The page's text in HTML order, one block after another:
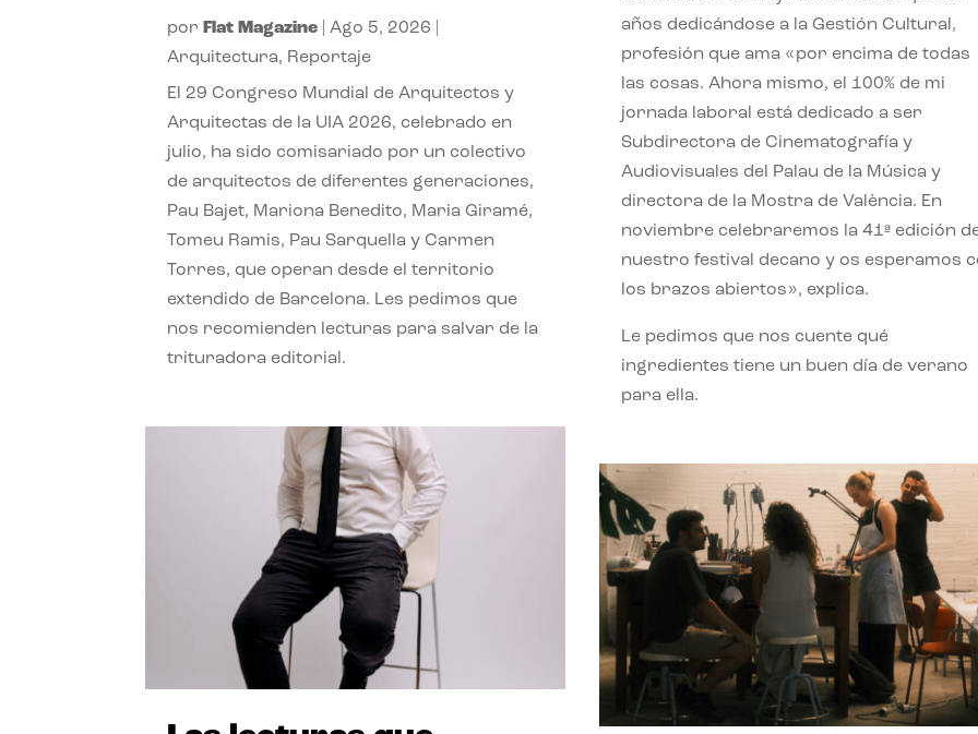
por Flat Magazine |Ago 5, 2026
Arquitectura, Reportaje
El 29 Congreso Mundial de Arquitectos y
Arquitectas de la UIA 2026, celebrado en
julio, ha sido comisariado por un colectivo
de arquitectos de diferentes generaciones,
Pau Bajet, Mariona Benedito, Maria Giramé,
Tomeu Ramis, Pau Sarquella y Carmen
Torres, que operan desde el territorio
extendido de Barcelona. Les pedimos que
nos recomienden lecturas para salvar de la
trituradora editorial.
años dedicándose a la Gestión Cultural,
profesión que ama «por encima de todas
las cosas. Ahora mismo, el 100% de mi
jornada laboral está dedicado a ser
Subdirectora de Cinematografía y
Audiovisuales del Palau de la Música y
directora de la Mostra de València. En
noviembre celebraremos la 41ª edición
nuestro festival decano y os esperamos
los brazos abiertos», explica.
Le pedimos que nos cuente qué
ingredientes tiene un buen día de verano
para ella.